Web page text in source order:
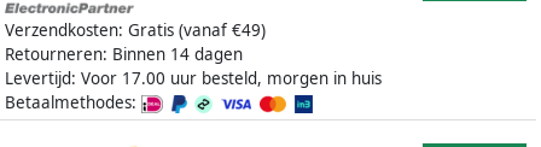
Verzendkosten: Gratis (vanaf €49)
Retourneren: Binnen 14 dagen
Levertijd: Voor 17.00 uur besteld, morgen in huis
Betaalmethodes: